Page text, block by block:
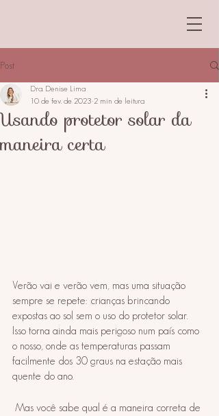
Post
Usando protetor solar da
maneira certa
Dra. Denise Lima
10 de fev. de 2023 2 min de leitura
Verão vai e verão vem, mas uma situação
sempre se repete: crianças brincando
expostas ao sol sem o uso do protetor solar.
Isso torna ainda mais perigoso num país como
o nosso, onde as temperaturas passam
facilmente dos 30 graus na estação mais
quente do ano.